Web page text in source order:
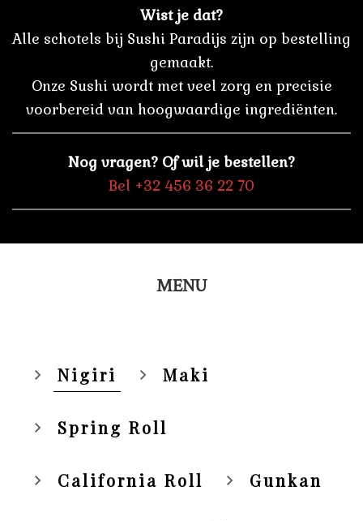
Wist je dat?
Alle schotels bij Sushi Paradijs zijn op bestelling
gemaakt.
Onze Sushi wordt met veel zorg en precisie
voorbereid van hoogwaardige ingrediënten.
Nog vragen? Of wil je bestellen?
Bel +32 456 36 22 70
MENU
Nigiri Maki
Spring Roll
California Roll Gunkan